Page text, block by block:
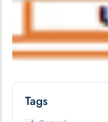
Tags